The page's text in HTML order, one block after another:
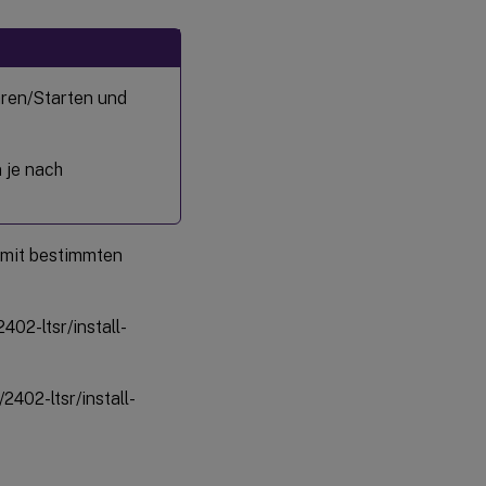
Starten und
je nach
bestimmten
ltsr/install-
ltsr/install-